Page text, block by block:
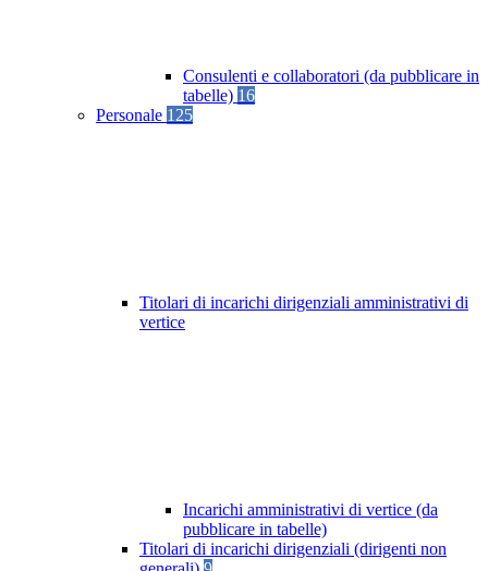
Consulenti e collaboratori (da pubblicare in
tabelle) 16
Personale 125
Titolari di incarichi dirigenziali amministrativi di
vertice
Incarichi amministrativi di vertice (da
pubblicare in tabelle)
Titolari di incarichi dirigenziali (dirigenti non